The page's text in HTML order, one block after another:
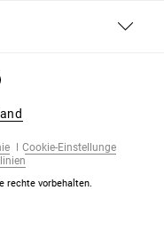
Cookie-Einstellunge
rechte vorbehalten.